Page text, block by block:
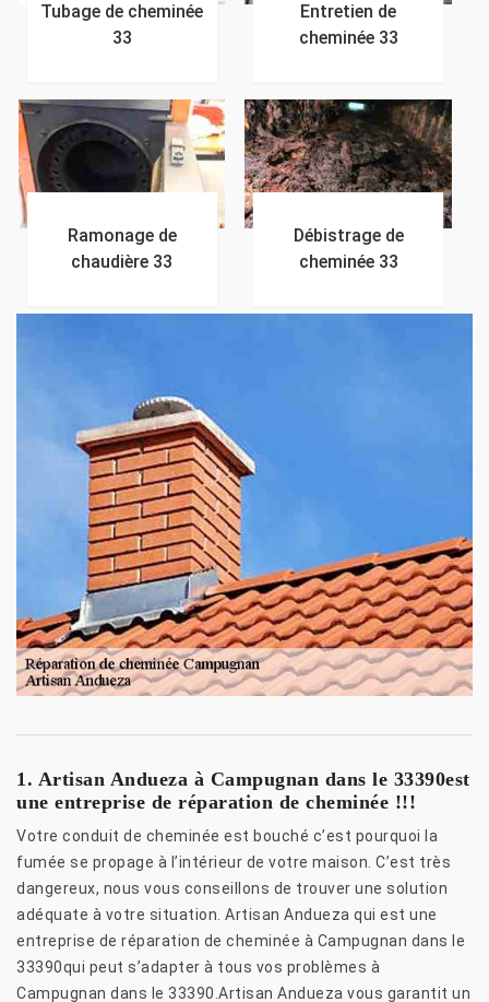
Tubage de cheminée
33
Entretien de
cheminée 33
Ramonage de
chaudière 33
Débistrage de
cheminée 33
1. Artisan Andueza à Campugnan dans le 33390est
une entreprise de réparation de cheminée !!!
Votre conduit de cheminée est bouché c’est pourquoi la
fumée se propage à l’intérieur de votre maison. C’est très
dangereux, nous vous conseillons de trouver une solution
adéquate à votre situation. Artisan Andueza qui est une
entreprise de réparation de cheminée à Campugnan dans le
33390qui peut s’adapter à tous vos problèmes à
Campugnan dans le 33390.Artisan Andueza vous garantit un